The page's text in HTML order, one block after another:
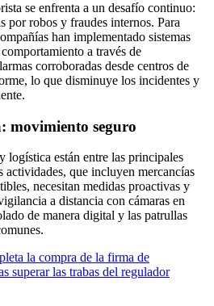
se enfrenta a un desafío continuo:
por robos y fraudes internos. Para
han implementado sistemas
a través de
corroboradas desde centros de
lo que disminuye los incidentes y
movimiento seguro
logística están entre las principales
actividades, que incluyen mercancías
necesitan medidas proactivas y
a distancia con cámaras en
de manera digital y las patrullas
la compra de la firma de
superar las trabas del regulador